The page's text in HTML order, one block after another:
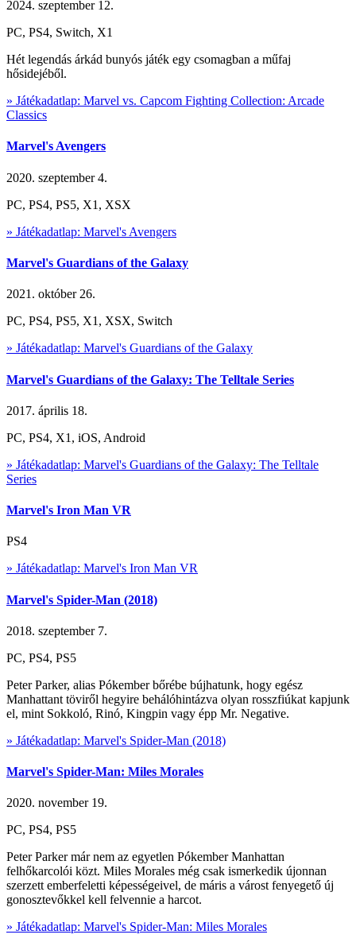
2024. szeptember 12.
PC, PS4, Switch, X1
Hét legendás árkád bunyós játék egy csomagban a műfaj
hősidejéből.
» Játékadatlap: Marvel vs. Capcom Fighting Collection: Arcade
Classics
Marvel's Avengers
2020. szeptember 4.
PC, PS4, PS5, X1, XSX
» Játékadatlap: Marvel's Avengers
Marvel's Guardians of the Galaxy
2021. október 26.
PC, PS4, PS5, X1, XSX, Switch
» Játékadatlap: Marvel's Guardians of the Galaxy
Marvel's Guardians of the Galaxy: The Telltale Series
2017. április 18.
PC, PS4, X1, iOS, Android
» Játékadatlap: Marvel's Guardians of the Galaxy: The Telltale
Series
Marvel's Iron Man VR
PS4
» Játékadatlap: Marvel's Iron Man VR
Marvel's Spider-Man (2018)
2018. szeptember 7.
PC, PS4, PS5
Peter Parker, alias Pókember bőrébe bújhatunk, hogy egész
Manhattant töviről hegyire behálóhintázva olyan rosszfiúkat kapjunk
el, mint Sokkoló, Rinó, Kingpin vagy épp Mr. Negative.
» Játékadatlap: Marvel's Spider-Man (2018)
Marvel's Spider-Man: Miles Morales
2020. november 19.
PC, PS4, PS5
Peter Parker már nem az egyetlen Pókember Manhattan
felhőkarcolói közt. Miles Morales még csak ismerkedik újonnan
szerzett emberfeletti képességeivel, de máris a várost fenyegető új
gonosztevőkkel kell felvennie a harcot.
» Játékadatlap: Marvel's Spider-Man: Miles Morales